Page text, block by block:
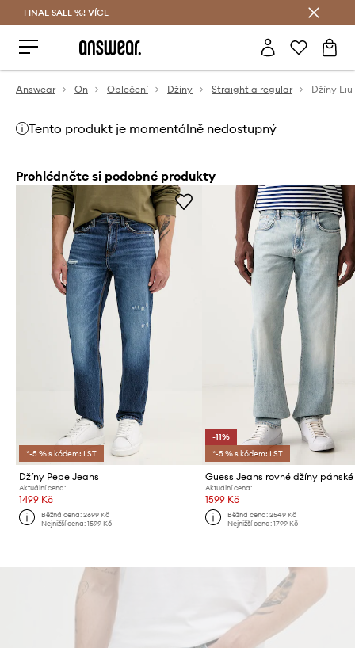
FINAL SALE %! VÍCE
Answear On Oblečení Džíny Straight a regular Džíny Liu
Tento produkt je momentálně nedostupný
Prohlédněte si podobné produkty
*-5 % s kódem: LST
Džíny Pepe Jeans
Aktuální cena:
1499 Kč
Běžná cena:2699 Kč
Nejnižší cena:1599 Kč
-11%
*-5 % s kódem: LST
Guess Jeans rovné džíny pánské
Aktuální cena:
1599 Kč
Běžná cena: 2549 Kč
Nejnižší cena: 1799 Kč